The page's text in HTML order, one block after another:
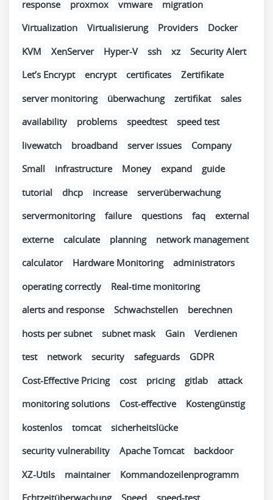
response proxmox vmware
migration
Virtualization
Virtualisierung Providers
Docker
KVM
XenServer Hyper-V ssh xz
Security Alert
Let’s Encrypt
encrypt certificates
Zertifikate
server monitoring
überwachung zertifikat
sales
availability
problems speedtest
speed test
livewatch
broadband server issues
Company
Small
infrastructure Money expand
guide
tutorial
dhcp increase
serverüberwachung
servermonitoring
failure questions faq
external
externe
calculate planning
network management
calculator
Hardware Monitoring
administrators
operating correctly
Real-time monitoring
alerts and response
Schwachstellen
berechnen
hosts per subnet
subnet mask Gain
Verdienen
test
network security safeguards
GDPR
Cost-Effective Pricing
cost pricing gitlab
attack
monitoring solutions
Cost-effective
Kostengünstig
kostenlos
tomcat
sicherheitslücke
security vulnerability
Apache Tomcat
backdoor
XZ-Utils
maintainer
Kommandozeilenprogramm